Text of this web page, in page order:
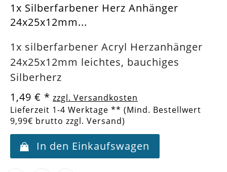
1x Silberfarbener Herz Anhänger
24x25x12mm...
1x silberfarbener Acryl Herzanhänger
24x25x12mm leichtes, bauchiges
Silberherz
1,49 € * zzgl. Versandkosten
Lieferzeit 1-4 Werktage ** (Mind. Bestellwert
9,99€ brutto zzgl. Versand)
In den Einkaufswagen